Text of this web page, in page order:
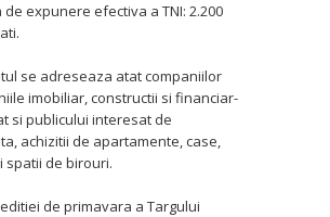
expunere efectiva a TNI: 2.200
se adreseaza atat companiilor
imobiliar, constructii si financiar-
si publicului interesat de
achizitii de apartamente, case,
spatii de birouri.
de primavara a Targului